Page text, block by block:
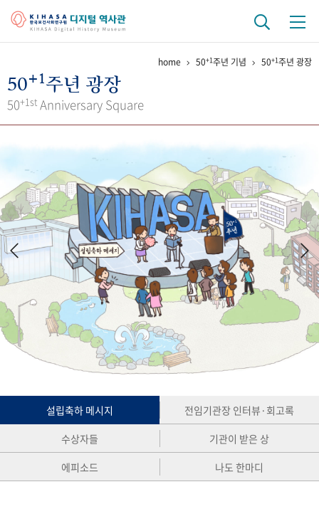
걸어온 길 기관 변천사
키워드로 보는 연구 역사
연구자들
간행물 변천사
기록물 아카이브
사진 아카이브 문서 기록물 행정박물 영상 기록물
50+1 주년 기념
성과 50선 숫자로 보는 50년 50
주년 광장
세계와 함께 한 KIHASA
VR 역사관
home 50+1주년 기념 50+1주년 광장
50+1주년 광장
50+1st Anniversary Square
설립축하 메시지
전임기관장 인터뷰·회고록
수상자들
기관이 받은 상
에피소드
나도 한마디